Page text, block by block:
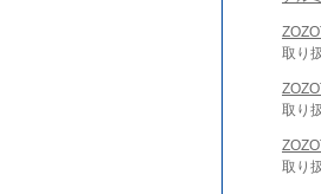
取り
取り
取り